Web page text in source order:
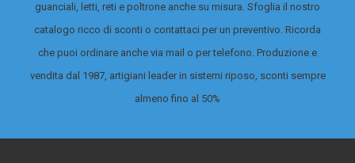
guanciali, letti, reti e poltrone anche su misura. Sfoglia il nostro
catalogo ricco di sconti o contattaci per un preventivo. Ricorda
che puoi ordinare anche via mail o per telefono. Produzione e
vendita dal 1987, artigiani leader in sistemi riposo, sconti sempre
almeno fino al 50%